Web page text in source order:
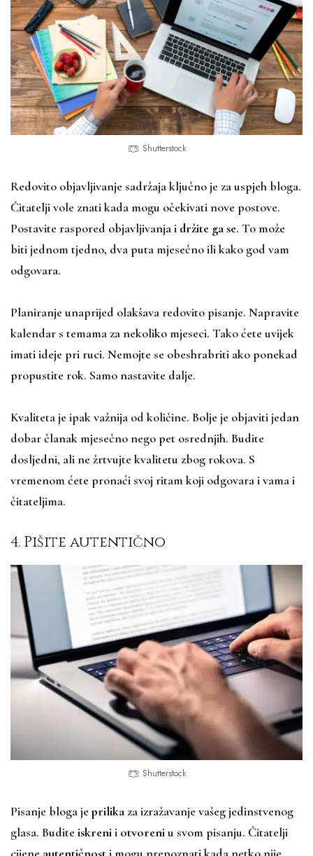
Shutterstock
Redovito objavljivanje sadržaja ključno je za uspjeh bloga.
Čitatelji vole znati kada mogu očekivati nove postove.
Postavite raspored objavljivanja i držite ga se. To može
biti jednom tjedno, dva puta mjesečno ili kako god vam
odgovara.
Planiranje unaprijed olakšava redovito pisanje. Napravite
kalendar s temama za nekoliko mjeseci. Tako ćete uvijek
imati ideje pri ruci. Nemojte se obeshrabriti ako ponekad
propustite rok. Samo nastavite dalje.
Kvaliteta je ipak važnija od količine. Bolje je objaviti jedan
dobar članak mjesečno nego pet osrednjih. Budite
dosljedni, ali ne žrtvujte kvalitetu zbog rokova. S
vremenom ćete pronaći svoj ritam koji odgovara i vama i
čitateljima.
4. Pišite autentično
Shutterstock
Pisanje bloga jeprilika za izražavanje vašeg jedinstvenog
glasa. Budite iskrenii otvoreniu svom pisanju. Čitatelji